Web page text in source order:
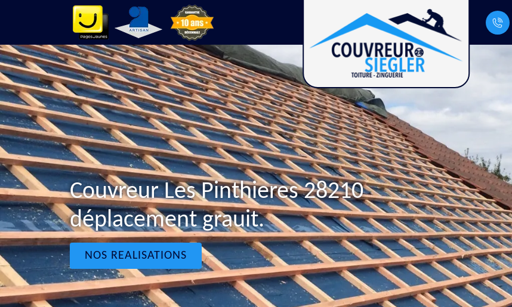
Couvreur Les Pinthieres 28210
déplacement grauit.
NOS REALISATIONS